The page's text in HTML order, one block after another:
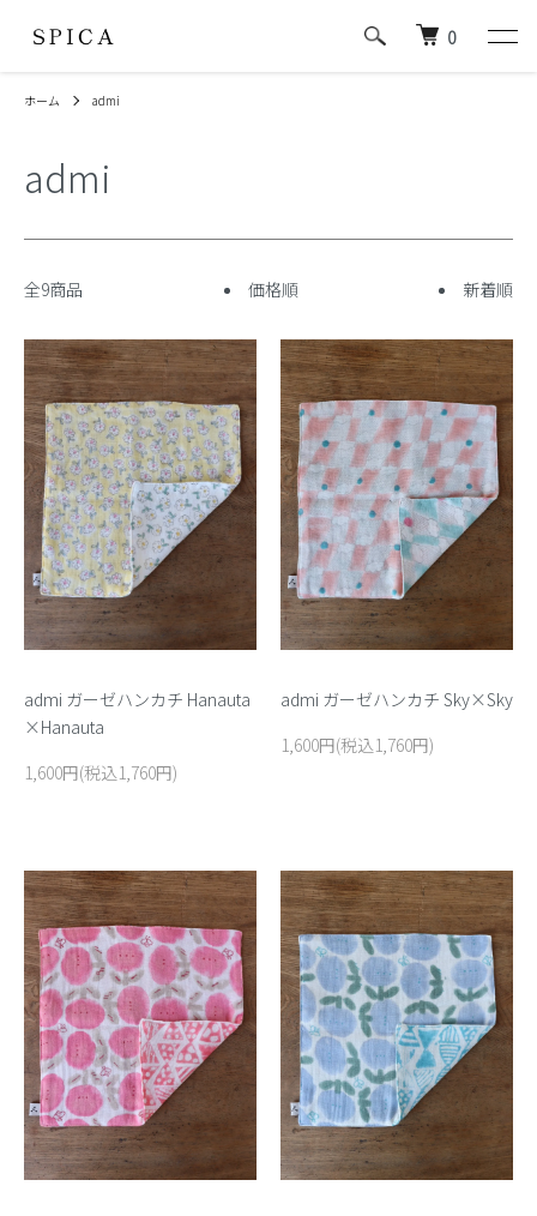
0
ホーム admi
admi
全9商品 価格順 新着順
admi ガーゼハンカチ Hanauta
×Hanauta
1,600円(税込1,760円)
admi ガーゼハンカチ Sky×Sky
1,600円(税込1,760円)